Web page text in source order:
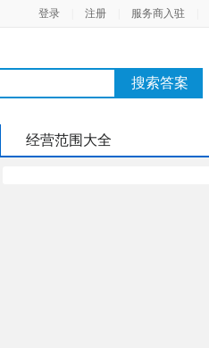
登录 注册 服务商入驻
搜索答案
经营范围大全